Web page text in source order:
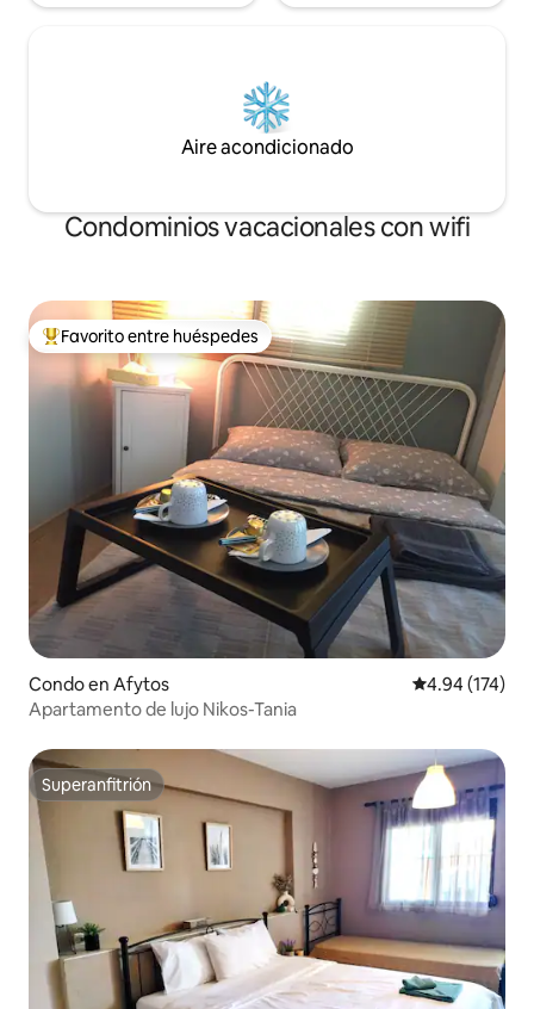
Aire acondicionado
Condominios vacacionales con wifi
Favorito entre huéspedes preferido
Favorito entre huéspedes
Condo en Afytos Calificación
4.94 (174)
Apartamento de lujo Nikos-Tania
Superanfitrión
Superanfitrión